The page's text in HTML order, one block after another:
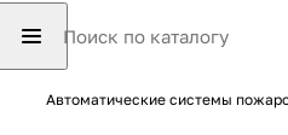
Автоматические системы